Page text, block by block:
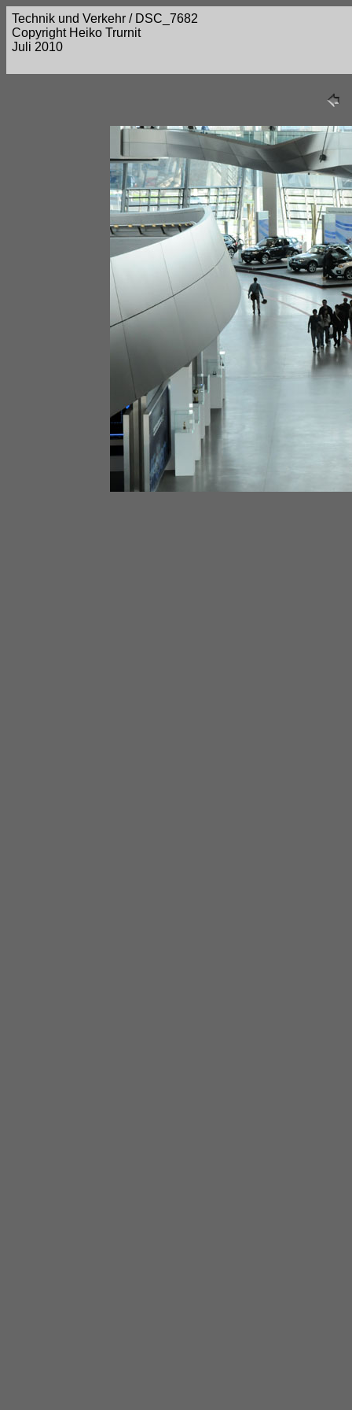
Technik und Verkehr / DSC_7682
Copyright Heiko Trurnit
Juli 2010